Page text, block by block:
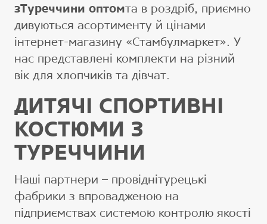
зТуреччини оптомта в роздріб, приємно
дивуються асортименту й цінами
інтернет-магазину «Стамбулмаркет». У
нас представлені комплекти на різний
вік для хлопчиків та дівчат.
ДИТЯЧІ СПОРТИВНІ
КОСТЮМИ З
ТУРЕЧЧИНИ
Наші партнери – провіднітурецькі
фабрики з впровадженою на
підприємствах системою контролю якості